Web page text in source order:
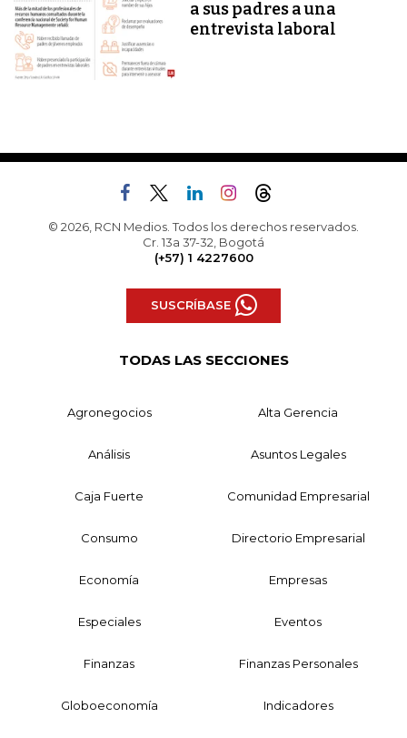
a sus padres a una
entrevista laboral
© 2026, RCN Medios. Todos los derechos reservados.
Cr. 13a 37-32, Bogotá
(+57) 1 4227600
SUSCRÍBASE
TODAS LAS SECCIONES
Agronegocios Alta Gerencia
Análisis Asuntos Legales
Caja Fuerte Comunidad Empresarial
Consumo Directorio Empresarial
Economía Empresas
Especiales Eventos
Finanzas Finanzas Personales
Globoeconomía Indicadores